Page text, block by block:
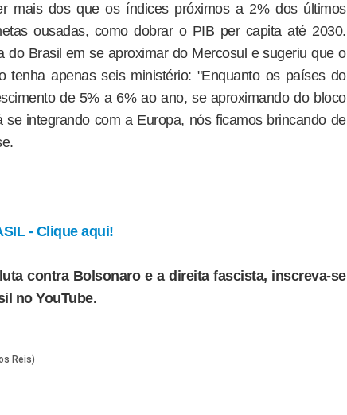
mais dos que os índices próximos a 2% dos últimos
ousadas, como dobrar o PIB per capita até 2030.
do Brasil em se aproximar do Mercosul e sugeriu que o
tenha apenas seis ministério: "Enquanto os países do
de 5% a 6% ao ano, se aproximando do bloco
se integrando com a Europa, nós ficamos brincando de
- Clique aqui!
contra Bolsonaro e a direita fascista, inscreva-se
no YouTube.